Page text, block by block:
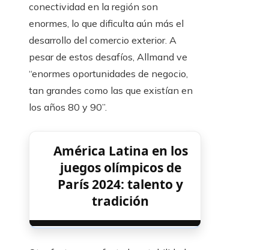
conectividad en la región son
enormes, lo que dificulta aún más el
desarrollo del comercio exterior. A
pesar de estos desafíos, Allmand ve
“enormes oportunidades de negocio,
tan grandes como las que existían en
los años 80 y 90”.
América Latina en los
juegos olímpicos de
París 2024: talento y
tradición